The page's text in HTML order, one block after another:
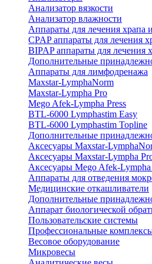
Анализатор вязкости
Анализатор влажности
Аппараты для лечения храпа
CPAP аппараты для лечения
BIPAP аппараты для лечения
Дополнительные
Аппараты для лимфодренажа
Maxstar-LymphaNorm
Maxstar-Lympha Pro
Mego Afek-Lympha Press
BTL-6000 Lymphastim Easy
BTL-6000 Lymphastim Topline
Дополнительные
Аксесуары Maxstar-
Аксесуары Maxstar-Lympha
Аксесуары Mego Afek-Lympha
Аппараты для отведения
Медицинские откашливатели
Дополнительные
Аппарат биологической
Пользовательские системы
Профессиональные
Весовое оборудование
Микровесы